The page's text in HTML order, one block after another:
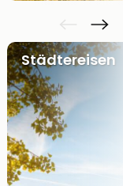
Städtereisen